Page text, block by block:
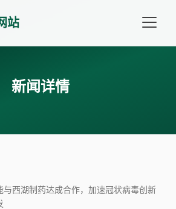
站
新闻详情
与西湖制药达成合作，加速冠状病毒创新